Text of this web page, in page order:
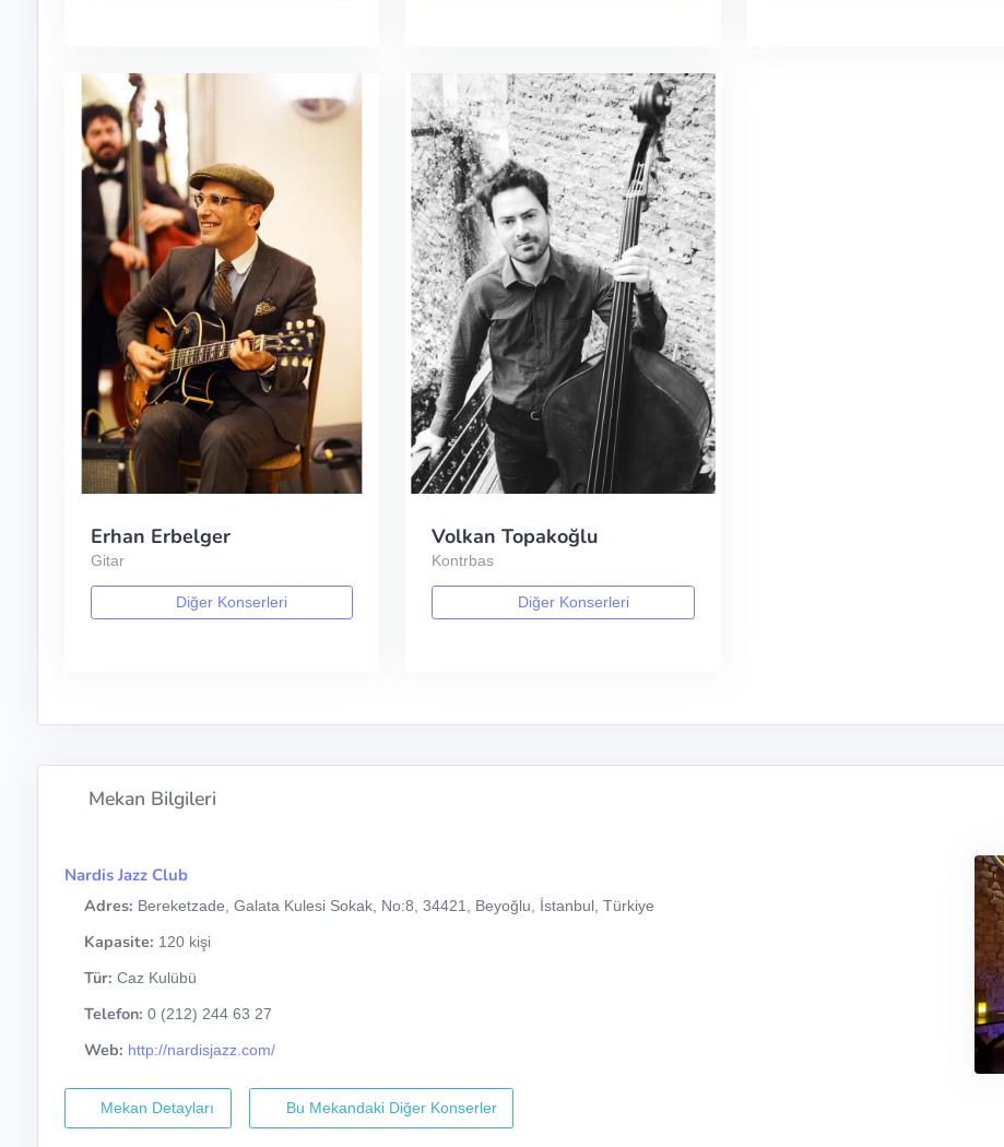
Erhan Erbelger
Gitar
Diğer Konserleri
Volkan Topakoğlu
Kontrbas
Diğer Konserleri
Mekan Bilgileri
Nardis Jazz Club
Adres: Bereketzade, Galata Kulesi Sokak, No:8, 34421, Beyoğlu, İstanbul, Türkiye
Kapasite: 120 kişi
Tür: Caz Kulübü
Telefon: 0 (212) 244 63 27
Web: http://nardisjazz.com/
Mekan Detayları Bu Mekandaki Diğer Konserler